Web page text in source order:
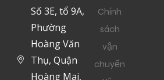
Số 3E, tổ 9A,
Phường
Hoàng Văn
Thụ, Quận
Hoàng Mai,
Chính
sách
vận
chuyển